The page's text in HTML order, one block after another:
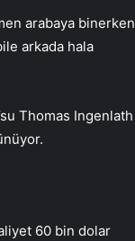
arabaya binerken
arkada hala
Thomas Ingenlath
60 bin dolar